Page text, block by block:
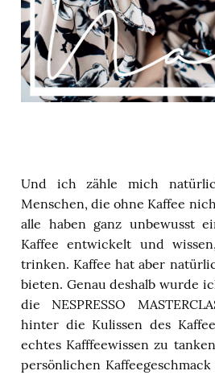
Und ich zähle mich
Menschen, die ohne Kaffee
alle haben ganz unbewusst
Kaffee entwickelt und
trinken. Kaffee hat aber
bieten. Genau deshalb wurde
die NESPRESSO
hinter die Kulissen des
echtes Kafffeewissen zu
persönlichen